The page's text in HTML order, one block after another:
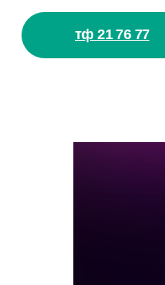
тф 21 76 77